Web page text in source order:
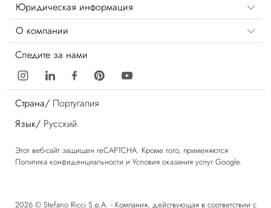
Юридическая информация
О компании
Следите за нами
Страна/ Португалия
Язык/ Русский
Этот веб-сайт защищен reCAPTCHA. Кроме того, применяются
Политика конфиденциальности и Условия оказания услуг Google.
2026 © Stefano Ricci S.p.A. - Компания, действующая в соответствии с